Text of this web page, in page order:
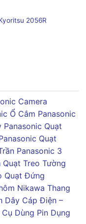
2056R
Camera
Ổ Cắm Panasonic
Panasonic Quạt
Quạt
Panasonic 3
Quạt Treo Tường
Quạt Đứng
Nikawa Thang
Dây Cáp Điện –
Cụ Dùng Pin Dụng